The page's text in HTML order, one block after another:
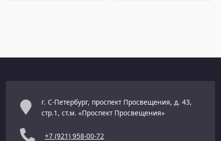
г. С-Петербург, проспект Просвещения, д. 43,
стр.1, ст.м. «Проспект Просвещения»
+7 (921) 958-00-72